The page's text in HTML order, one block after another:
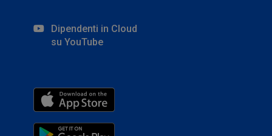
Dipendenti in Cloud
su YouTube